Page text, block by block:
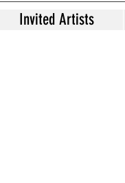
Invited Artists